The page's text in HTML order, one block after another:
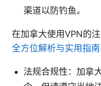
渠道以防钓鱼。
在加拿大使用VPN的
全方位解析与实用指南
法规合规性：加拿